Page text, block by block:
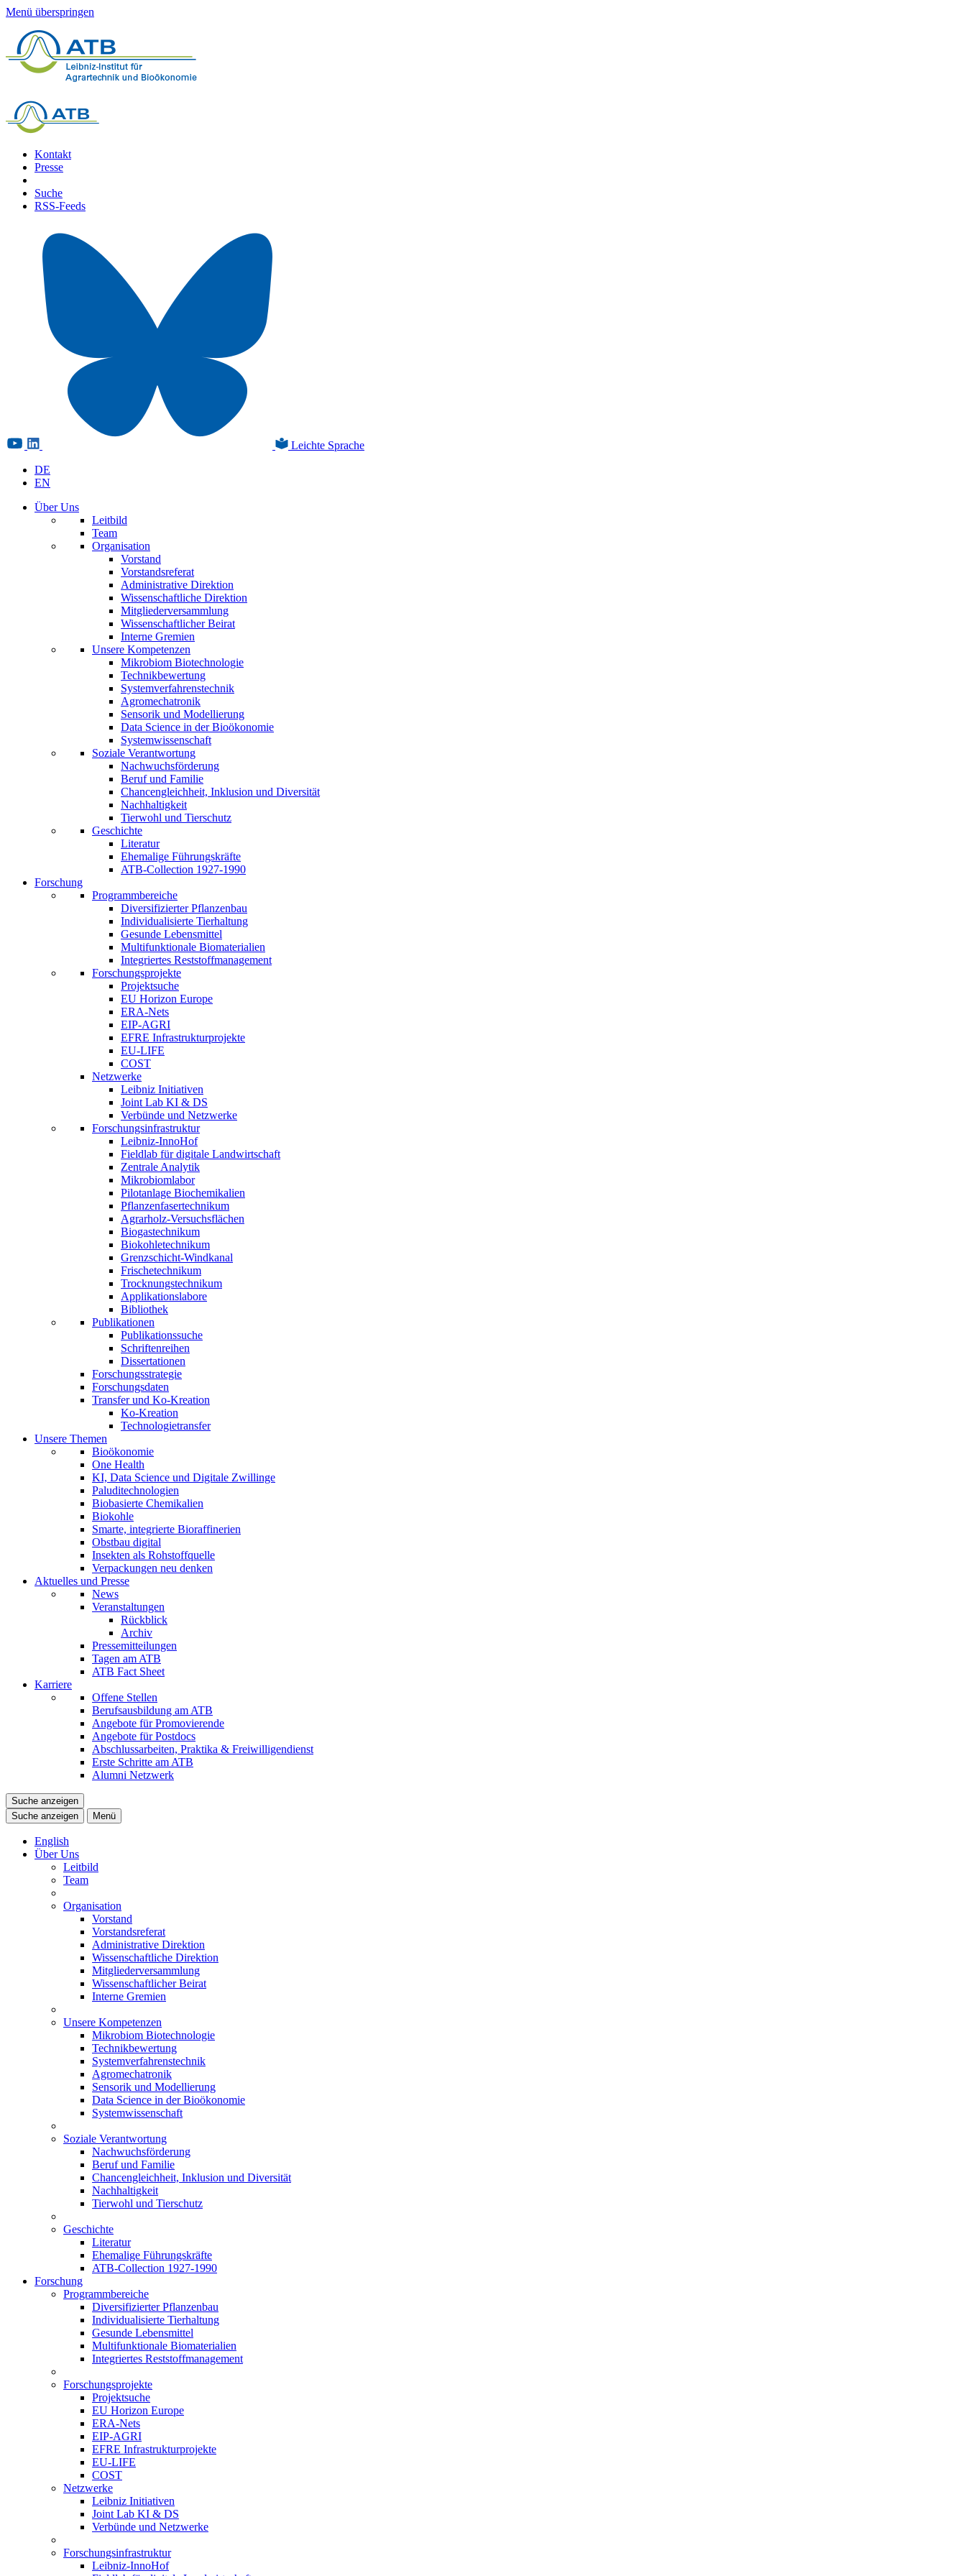
Menü überspringen
Kontakt
Presse
Suche
RSS-Feeds
Leichte Sprache
DE
EN
Über Uns
Leitbild
Team
Organisation
Vorstand
Vorstandsreferat
Administrative Direktion
Wissenschaftliche Direktion
Mitgliederversammlung
Wissenschaftlicher Beirat
Interne Gremien
Unsere Kompetenzen
Mikrobiom Biotechnologie
Technikbewertung
Systemverfahrenstechnik
Agromechatronik
Sensorik und Modellierung
Data Science in der Bioökonomie
Systemwissenschaft
Soziale Verantwortung
Nachwuchsförderung
Beruf und Familie
Chancengleichheit, Inklusion und Diversität
Nachhaltigkeit
Tierwohl und Tierschutz
Geschichte
Literatur
Ehemalige Führungskräfte
ATB-Collection 1927-1990
Forschung
Programmbereiche
Diversifizierter Pflanzenbau
Individualisierte Tierhaltung
Gesunde Lebensmittel
Multifunktionale Biomaterialien
Integriertes Reststoffmanagement
Forschungsprojekte
Projektsuche
EU Horizon Europe
ERA-Nets
EIP-AGRI
EFRE Infrastrukturprojekte
EU-LIFE
COST
Netzwerke
Leibniz Initiativen
Joint Lab KI & DS
Verbünde und Netzwerke
Forschungsinfrastruktur
Leibniz-InnoHof
Fieldlab für digitale Landwirtschaft
Zentrale Analytik
Mikrobiomlabor
Pilotanlage Biochemikalien
Pflanzenfasertechnikum
Agrarholz-Versuchsflächen
Biogastechnikum
Biokohletechnikum
Grenzschicht-Windkanal
Frischetechnikum
Trocknungstechnikum
Applikationslabore
Bibliothek
Publikationen
Publikationssuche
Schriftenreihen
Dissertationen
Forschungsstrategie
Forschungsdaten
Transfer und Ko-Kreation
Ko-Kreation
Technologietransfer
Unsere Themen
Bioökonomie
One Health
KI, Data Science und Digitale Zwillinge
Paluditechnologien
Biobasierte Chemikalien
Biokohle
Smarte, integrierte Bioraffinerien
Obstbau digital
Insekten als Rohstoffquelle
Verpackungen neu denken
Aktuelles und Presse
News
Veranstaltungen
Rückblick
Archiv
Pressemitteilungen
Tagen am ATB
ATB Fact Sheet
Karriere
Offene Stellen
Berufsausbildung am ATB
Angebote für Promovierende
Angebote für Postdocs
Abschlussarbeiten, Praktika & Freiwilligendienst
Erste Schritte am ATB
Alumni Netzwerk
Suche anzeigen
Suche anzeigen
Menü
English
Über Uns
Leitbild
Team
Organisation
Vorstand
Vorstandsreferat
Administrative Direktion
Wissenschaftliche Direktion
Mitgliederversammlung
Wissenschaftlicher Beirat
Interne Gremien
Unsere Kompetenzen
Mikrobiom Biotechnologie
Technikbewertung
Systemverfahrenstechnik
Agromechatronik
Sensorik und Modellierung
Data Science in der Bioökonomie
Systemwissenschaft
Soziale Verantwortung
Nachwuchsförderung
Beruf und Familie
Chancengleichheit, Inklusion und Diversität
Nachhaltigkeit
Tierwohl und Tierschutz
Geschichte
Literatur
Ehemalige Führungskräfte
ATB-Collection 1927-1990
Forschung
Programmbereiche
Diversifizierter Pflanzenbau
Individualisierte Tierhaltung
Gesunde Lebensmittel
Multifunktionale Biomaterialien
Integriertes Reststoffmanagement
Forschungsprojekte
Projektsuche
EU Horizon Europe
ERA-Nets
EIP-AGRI
EFRE Infrastrukturprojekte
EU-LIFE
COST
Netzwerke
Leibniz Initiativen
Joint Lab KI & DS
Verbünde und Netzwerke
Forschungsinfrastruktur
Leibniz-InnoHof